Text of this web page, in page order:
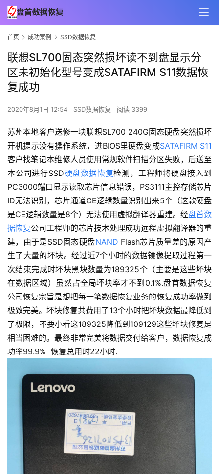
首页 成功案例 SSD数据恢复
联想SL700固态突然损坏读不到盘显示分
区未初始化型号变成SATAFIRM S11数据恢
复成功
2020年8月1日 12:54 SSD数据恢复 阅读 3399
苏州本地客户送修一块联想SL700 240G固态硬盘突然损坏
开机提示没有操作系统，进BIOS里硬盘变成SATAFIRM S11
客户找笔记本维修人员使用常规软件扫描分区失败，后送至
本公司进行SSD硬盘数据恢复检测，工程师将硬盘接入到
PC3000端口显示读取芯片信息错误，PS3111主控存储芯片
ID无法识别，芯片通道CE逻辑数量识别出来5个（这款硬盘
是CE逻辑数量是8个）无法使用虚拟翻译器重建。经盘首数
据恢复公司工程师的芯片技术处理成功远程虚拟翻译器的重
建，由于是SSD固态硬盘NAND Flash芯片质量差的原因产
生了大量的坏块。经过近7个小时的数据镜像提取过程第一
次结束完成时坏块黑块数量为189325个（主要是这些坏块
在数据区域）虽然占全局坏块率才不到0.1%.盘首数据恢复
公司恢复宗旨是想把每一笔数据恢复业务的恢复成功率做到
极致完美。坏块修复共费用了13个小时把坏块数据最降低到
了极限，不要小看这189325降低到109129这些坏块修复是
相当困难的。最终非常完美将数据交付给客户，数据恢复成
功率99.9% 恢复总用时22小时.